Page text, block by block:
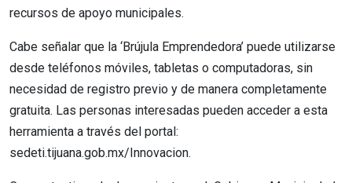
recursos de apoyo municipales.
Cabe señalar que la ‘Brújula Emprendedora’ puede utilizarse
desde teléfonos móviles, tabletas o computadoras, sin
necesidad de registro previo y de manera completamente
gratuita. Las personas interesadas pueden acceder a esta
herramienta a través del portal:
sedeti.tijuana.gob.mx/Innovacion.